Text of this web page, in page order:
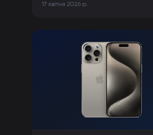
правильної зарядки до захисту від
17 квітня 2026 р.